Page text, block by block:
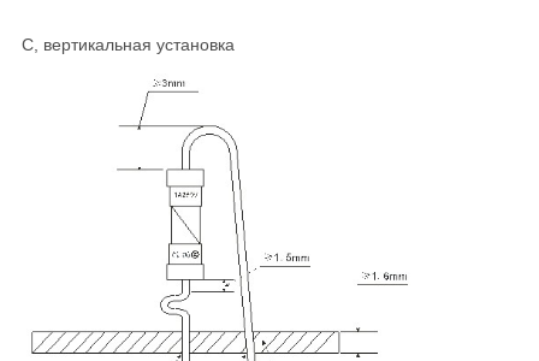
C, вертикальная установка